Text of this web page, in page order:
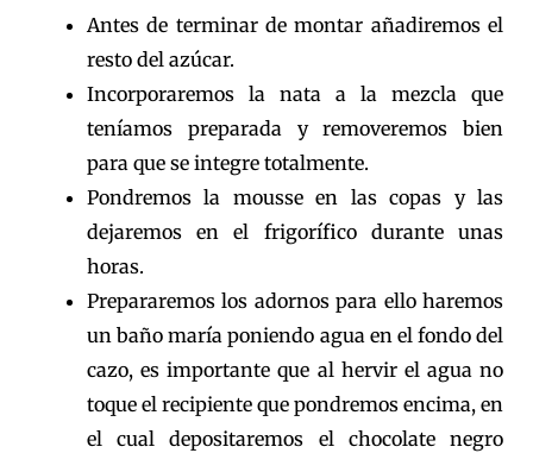
Antes de terminar de montar añadiremos el
resto del azúcar.
Incorporaremos la nata a la mezcla que
teníamos preparada y removeremos bien
para que se integre totalmente.
Pondremos la mousse en las copas y las
dejaremos en el frigorífico durante unas
horas.
Prepararemos los adornos para ello haremos
un baño maría poniendo agua en el fondo del
cazo, es importante que al hervir el agua no
toque el recipiente que pondremos encima, en
el cual depositaremos el chocolate negro